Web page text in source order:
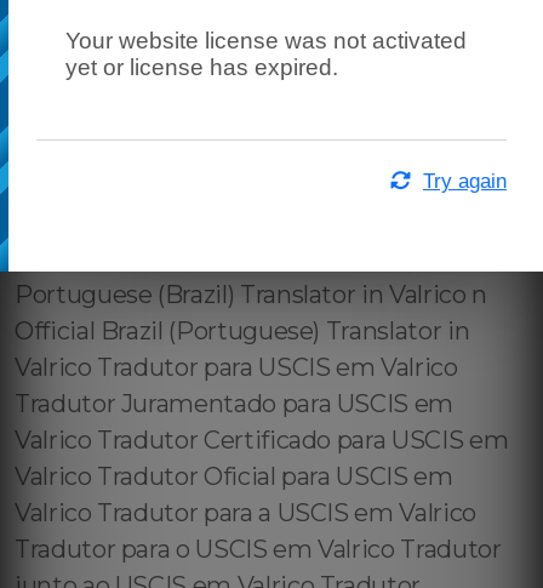
Your website license was not activated
yet or license has expired.
Try again